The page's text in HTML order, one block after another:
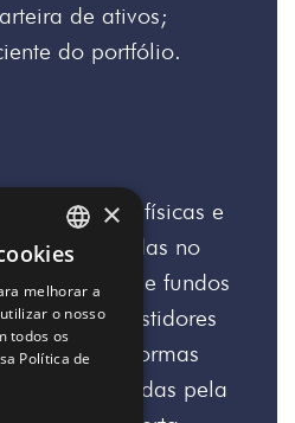
de ativos;
do portfólio.
a pessoas físicas e
e domiciliadas no
institucionais e fundos
como investidores
as normas
emanadas pela
PORTUGUESE
ENGLISH
×
melhorar a
o nosso
todos os
Política de